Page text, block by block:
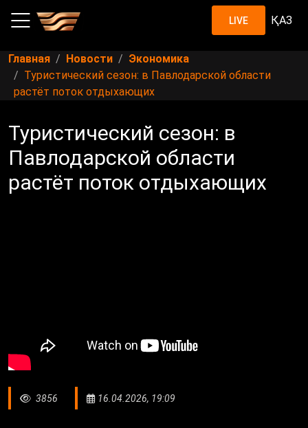
LIVE ҚАЗ
Главная Новости
Экономика
Туристический сезон: в Павлодарской области
растёт поток отдыхающих
Туристический сезон: в
Павлодарской области
растёт поток отдыхающих
3856 16.04.2026, 19:09